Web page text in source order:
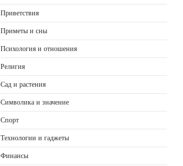
Приветствия
Приметы и сны
Психология и отношения
Религия
Сад и растения
Символика и значение
Спорт
Технологии и гаджеты
Финансы